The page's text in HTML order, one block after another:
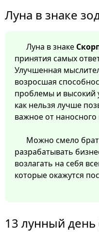
Луна в знаке
Луна в знаке
принятия самых
Улучшенная
возросшая
проблемы и высокий
как нельзя лучше
важное от
Можно смело
разрабатывать
возлагать на себя
которые окажутся
13 лунный день